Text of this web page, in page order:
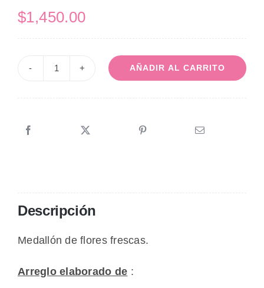
$1,450.00
cantidad
AÑADIR AL CARRITO
Descripción
Medallón de flores frescas.
Arreglo elaborado de :